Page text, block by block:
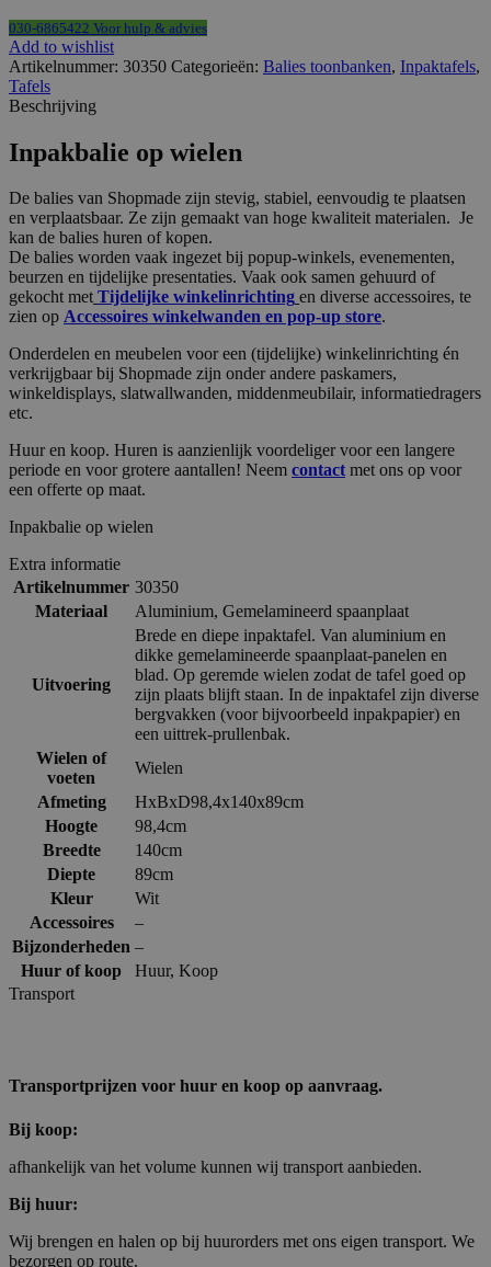
030-6865422 Voor hulp & advies
Add to wishlist
Artikelnummer: 30350 Categorieën: Balies toonbanken, Inpaktafels,
Tafels
Beschrijving
Inpakbalie op wielen
De balies van Shopmade zijn stevig, stabiel, eenvoudig te plaatsen
en verplaatsbaar. Ze zijn gemaakt van hoge kwaliteit materialen. Je
kan de balies huren of kopen.
De balies worden vaak ingezet bij popup-winkels, evenementen,
beurzen en tijdelijke presentaties. Vaak ook samen gehuurd of
gekocht met Tijdelijke winkelinrichting en diverse accessoires, te
zien op Accessoires winkelwanden en pop-up store.
Onderdelen en meubelen voor een (tijdelijke) winkelinrichting én
verkrijgbaar bij Shopmade zijn onder andere paskamers,
winkeldisplays, slatwallwanden, middenmeubilair, informatiedragers
etc.
Huur en koop. Huren is aanzienlijk voordeliger voor een langere
periode en voor grotere aantallen! Neem contact met ons op voor
een offerte op maat.
Inpakbalie op wielen
Extra informatie
Artikelnummer 30350
Materiaal
Aluminium, Gemelamineerd spaanplaat
Uitvoering
Brede en diepe inpaktafel. Van aluminium en
dikke gemelamineerde spaanplaat-panelen en
blad. Op geremde wielen zodat de tafel goed op
zijn plaats blijft staan. In de inpaktafel zijn diverse
bergvakken (voor bijvoorbeeld inpakpapier) en
een uittrek-prullenbak.
Wielen of
voeten
Wielen
Afmeting
HxBxD98,4x140x89cm
Hoogte
98,4cm
Breedte
140cm
Diepte
89cm
Kleur
Wit
Accessoires
–
Bijzonderheden –
Huur of koop
Huur, Koop
Transport
Transportprijzen voor huur en koop op aanvraag.
Bij koop:
afhankelijk van het volume kunnen wij transport aanbieden.
Bij huur:
Wij brengen en halen op bij huurorders met ons eigen transport. We
bezorgen op route.